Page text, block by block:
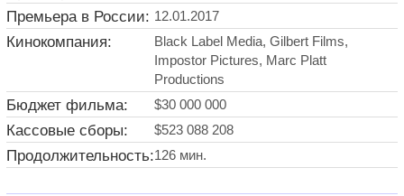
Премьера в России: 12.01.2017
Кинокомпания:
Black Label Media, Gilbert Films,
Impostor Pictures, Marc Platt
Productions
Бюджет фильма: $30 000 000
Кассовые сборы: $523 088 208
Продолжительность:126 мин.